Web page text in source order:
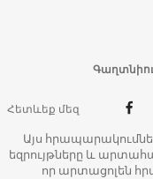
Հետևեք մեզ
Այս
եզրույթները և
որ արտացոլեն